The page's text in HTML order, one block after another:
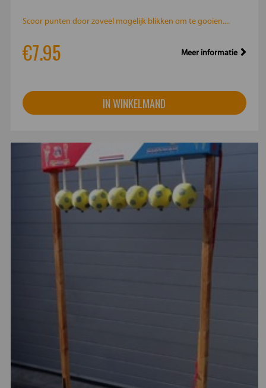
Scoor punten door zoveel mogelijk blikken om te gooien....
€7.95 Meer informatie
IN WINKELMAND